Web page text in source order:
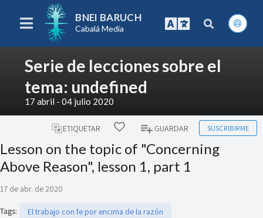
BNEI BARUCH
Cabalá Media
Serie de lecciones sobre el
tema: undefined
17 abril - 04 julio 2020
ETIQUETAR GUARDAR SUSCRIBIRME
Lesson on the topic of "Concerning
Above Reason", lesson 1, part 1
17 de abr. de 2020
Tags:
El trabajo con fe por encima de la razón